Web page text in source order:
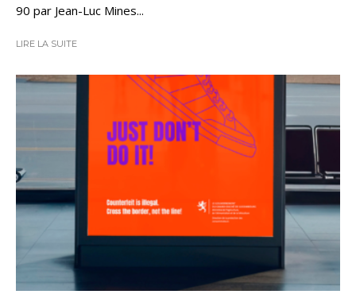
90 par Jean-Luc Mines...
LIRE LA SUITE